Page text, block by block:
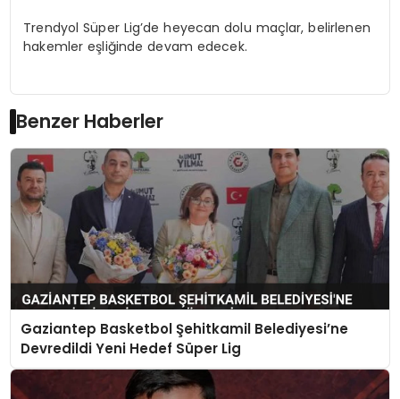
Trendyol Süper Lig’de heyecan dolu maçlar, belirlenen
hakemler eşliğinde devam edecek.
Benzer Haberler
Gaziantep Basketbol Şehitkamil Belediyesi’ne
Devredildi Yeni Hedef Süper Lig